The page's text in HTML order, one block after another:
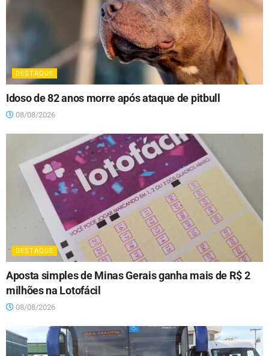
DESTAQUE
Idoso de 82 anos morre após ataque de pitbull
08/08/2026
DESTAQUE
Aposta simples de Minas Gerais ganha mais de R$ 2
milhões na Lotofácil
08/08/2026